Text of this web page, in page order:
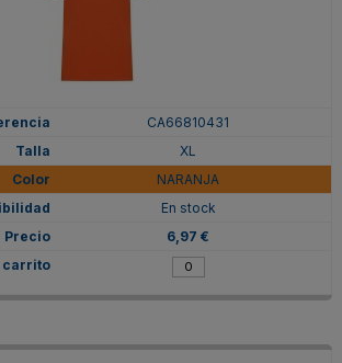
CA66810431
XL
NARANJA
En stock
6,97 €